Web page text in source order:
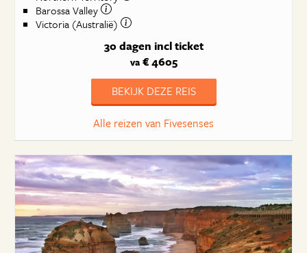
Barossa Valley
Victoria (Australië)
30 dagen incl ticket
va€ 4605
BEKIJK DEZE REIS
Alle reizen van Fivesenses